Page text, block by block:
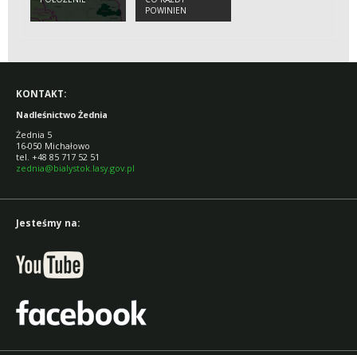
POWINIEN
WIEDZIEĆ O
KONTAKT:
Nadleśnictwo Żednia
Żednia 5
16-050 Michałowo
tel. +48 85 717 52 51
zednia@bialystok.lasy.gov.pl
Jesteśmy na: